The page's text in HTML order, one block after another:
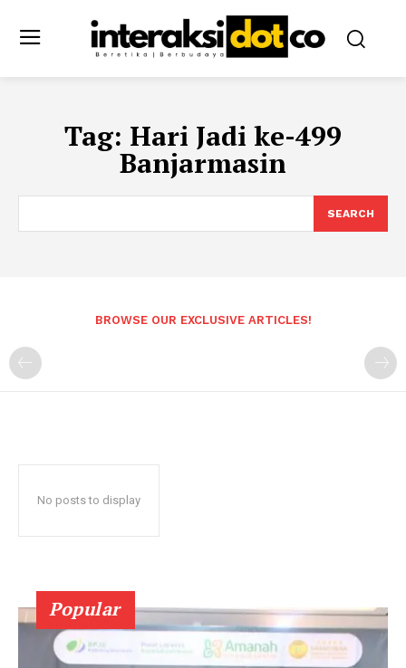
Tag: Hari Jadi ke-499
Banjarmasin
SEARCH
BROWSE OUR EXCLUSIVE ARTICLES!
No posts to display
Popular